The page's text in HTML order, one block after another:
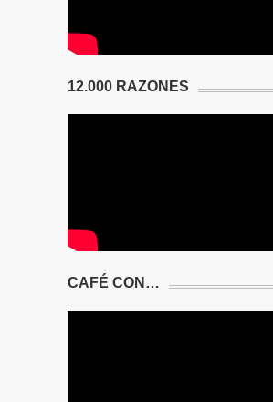
12.000 RAZONES
CAFÉ CON…